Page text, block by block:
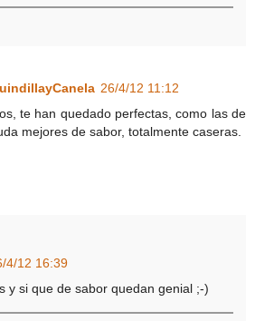
26/4/12 11:12
te han quedado perfectas, como las de
mejores de sabor, totalmente caseras.
4/12 16:39
y si que de sabor quedan genial ;-)